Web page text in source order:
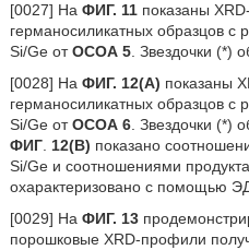
[0027] НаФИГ. 11показаны
германосиликатных образцов
Si/Ge отОСОА 5. Звездочки (*)
[0028] НаФИГ. 12(A) показаны
германосиликатных образцов
Si/Ge отОСОА 6. Звездочки (*)
ФИГ. 12(B) показано
Si/Ge и соотношениями
охарактеризовано с помощью
[0029] На ФИГ. 13
порошковые XRD-профили